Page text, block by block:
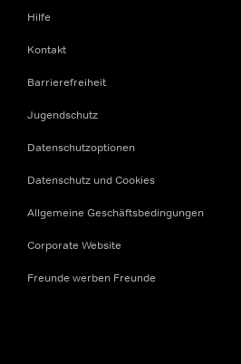
Hilfe
Kontakt
Barrierefreiheit
Jugendschutz
Datenschutzoptionen
Datenschutz und Cookies
Allgemeine Geschäftsbedingungen
Corporate Website
Freunde werben Freunde